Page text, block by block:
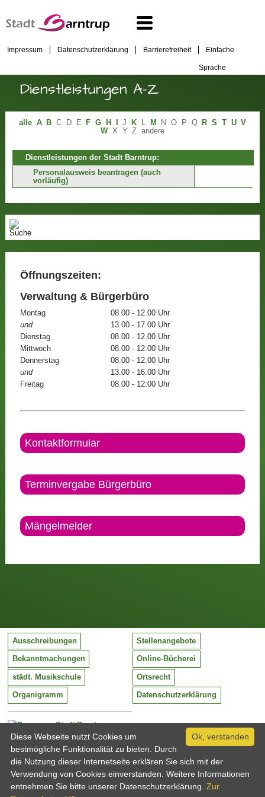
Impressum Datenschutzerklärung Barrierefreiheit Einfache
Sprache
Dienstleistungen A-Z
alle A B C D E F G H J K L M N O P Q R S T U V
W X Y Z andere
Dienstleistungen der Stadt Barntrup:
Personalausweis beantragen (auch
vorläufig)
Öffnungszeiten:
Verwaltung & Bürgerbüro
Montag
08.00 - 12.00 Uhr
und
13.00 - 17.00 Uhr
Dienstag
08.00 - 12.00 Uhr
Mittwoch
08.00 - 12.00 Uhr
Donnerstag
08.00 - 12.00 Uhr
und
13.00 - 16.00 Uhr
Freitag
08.00 - 12:00 Uhr
Kontaktformular
Terminvergabe Bürgerbüro
Mängelmelder
Stadt Barntrup
Mittelstraße 38
32683 Barntrup
Tel:
Email:
05263 / 409-0
info@barntrup.de
Ausschreibungen Stellenangebote
Bekanntmachungen Online-Bücherei
städt. Musikschule Ortsrecht
Organigramm Datenschutzerklärung
Ok, verstanden
Diese Webseite nutzt Cookies um
bestmögliche Funktionalität zu bieten. Durch
die Nutzung dieser Internetseite erklären Sie sich mit der
Verwendung von Cookies einverstanden. Weitere Informationen
entnehmen Sie bitte unserer Datenschutzerklärung. Zur